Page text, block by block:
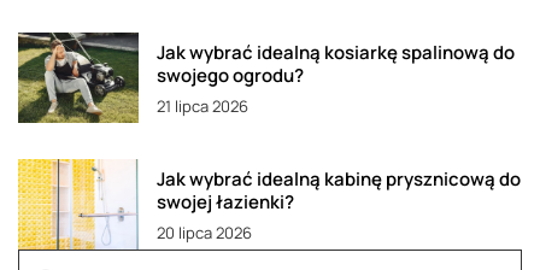
Jak wybrać idealną kosiarkę spalinową do
swojego ogrodu?
21 lipca 2026
Jak wybrać idealną kabinę prysznicową do
swojej łazienki?
20 lipca 2026